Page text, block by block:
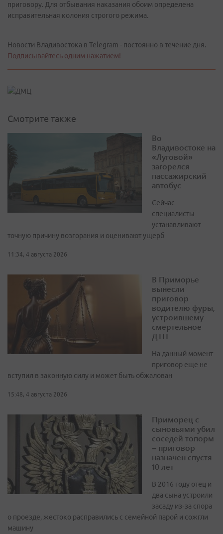
приговору. Для отбывания наказания обоим определена
исправительная колония строгого режима.
Новости Владивостока в Telegram - постоянно в течение дня.
Подписывайтесь одним нажатием!
Смотрите также
Во
Владивостоке на
«Луговой»
загорелся
пассажирский
автобус
Сейчас
специалисты
устанавливают
точную причину возгорания и оценивают ущерб
11:34, 4 августа 2026
В Приморье
вынесли
приговор
водителю фуры,
устроившему
смертельное
ДТП
На данный момент
приговор еще не
вступил в законную силу и может быть обжалован
15:48, 4 августа 2026
Приморец с
сыновьями убил
соседей топорм
– приговор
назначен спустя
10 лет
В 2016 году отец и
два сына устроили
засаду из‑за спора
о проезде, жестоко расправились с семейной парой и сожгли
машину